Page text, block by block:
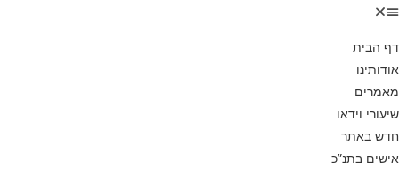
דף הבית
אודותינו
מאמרים
שיעורי וידאו
חדש באתר
אישים בתנ”כ